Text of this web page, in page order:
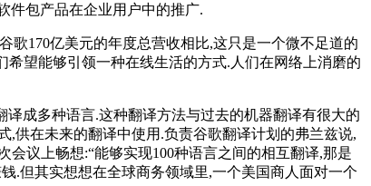
件包产品在企业用户中的推广.
歌170亿美元的年度总营收相比,这只是一个微不足道的
希望能够引领一种在线生活的方式.人们在网络上消磨的
成多种语言.这种翻译方法与过去的机器翻译有很大的
供在未来的翻译中使用.负责谷歌翻译计划的弗兰兹说,
议上畅想:“能够实现100种语言之间的相互翻译,那是
.但其实想想在全球商务领域里,一个美国商人面对一个